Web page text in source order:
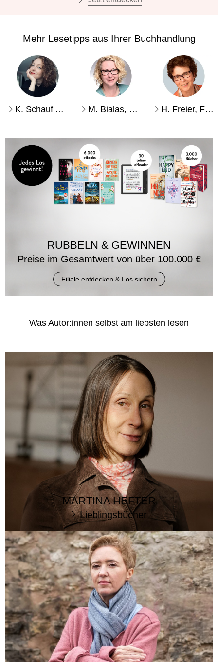
Mehr Lesetipps aus Ihrer Buchhandlung
K. Schaufler, Ingolstadt M. Bialas, Lübeck H. Freier, Flensburg
RUBBELN & GEWINNEN
Preise im Gesamtwert von über 100.000 €
Filiale entdecken & Los sichern
Was Autor:innen selbst am liebsten lesen
MARTINA HEFTER
Lieblingsbücher